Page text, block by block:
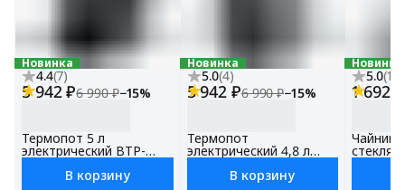
Новинка
4.4(7)
5 942 ₽6 990 ₽−15%
Термопот 5 л
электрический BTP-
температуры,
В корзину
Новинка
5.0(4)
5 942 ₽6 990 ₽−15%
Термопот
электрический 4,8 л
поддержанием
В корзину
Новинка
5.0(12
1 692 ₽
Чайник